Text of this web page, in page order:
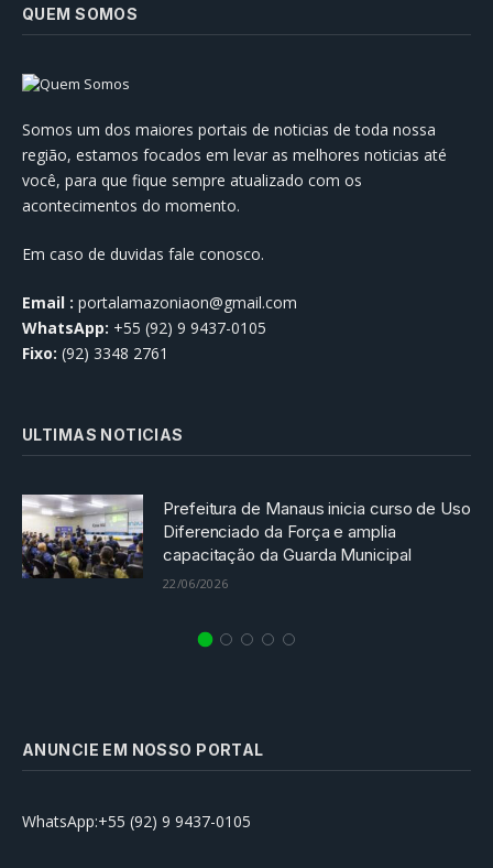
QUEM SOMOS
Somos um dos maiores portais de noticias de toda nossa
região, estamos focados em levar as melhores noticias até
você, para que fique sempre atualizado com os
acontecimentos do momento.
Em caso de duvidas fale conosco.
Email : portalamazoniaon@gmail.com
WhatsApp: +55 (92) 9 9437-0105
Fixo: (92) 3348 2761
ULTIMAS NOTICIAS
Prefeitura de Manaus inicia curso de Uso
Diferenciado da Força e amplia
capacitação da Guarda Municipal
22/06/2026
ANUNCIE EM NOSSO PORTAL
WhatsApp:+55 (92) 9 9437-0105